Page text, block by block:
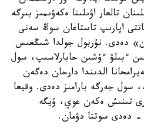
تالعار اۋىلىنا ەكەۋىمىز بىرگە
اپارىپ تاستاعان سوڭ سەنى
دەدى. نۇربول جولدا شىڭعىس
ءبىلۋ ءۇشىن حابارلاسىپ، سول
الدىندا دارحان دەگەن
سول جەرگە بارامىز دەدى. وقيعا
تىنىش ەكەن عوي، ۇيگە
- دەدى سوتتا دۋمان.